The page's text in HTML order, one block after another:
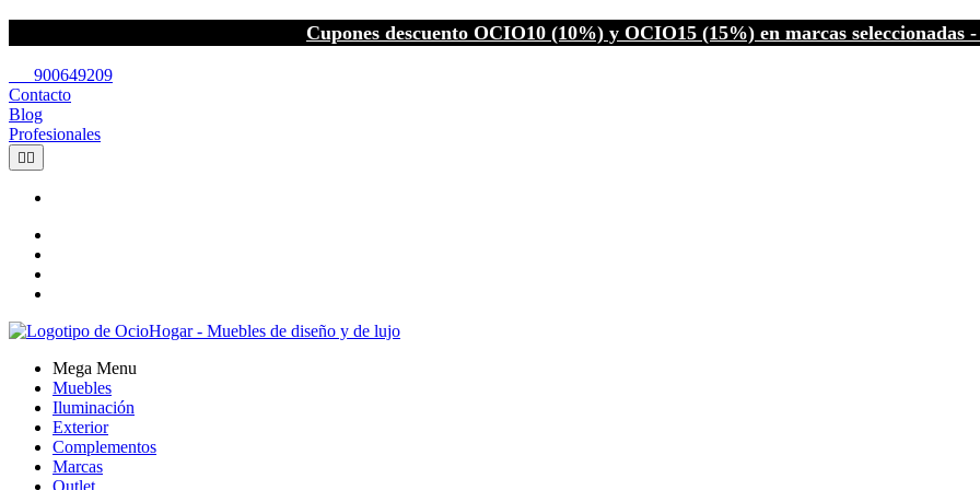
Cupones descuento OCIO10 (10%) y OCIO15 (15%) en marcas seleccionadas
900649209
Contacto
Blog
Profesionales
 
Mega Menu
Muebles
Iluminación
Exterior
Complementos
Marcas
Outlet